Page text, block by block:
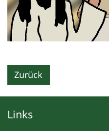
Zurück
Links